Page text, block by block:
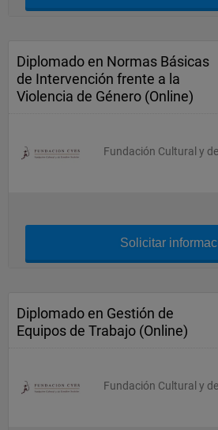
Diplomado en Normas Básicas
de Intervención frente a la
Violencia de Género (Online)
Fundación Cultural y
Solicitar
Diplomado en Gestión de
Equipos de Trabajo (Online)
Fundación Cultural y